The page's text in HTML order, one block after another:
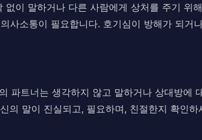
이 말하거나 다른 사람에게 상처를 주기 위
사소통이 필요합니다. 호기심이 방해가 되거
파트너는 생각하지 않고 말하거나 상대방에
의 말이 진실되고, 필요하며, 친절한지 확인하